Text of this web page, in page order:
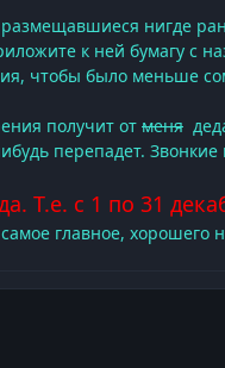
нигде
к ней бумагу с
чтобы было меньше
получит от меня
перепадет.
Т.е. с 1 по 31
главное, хорошего